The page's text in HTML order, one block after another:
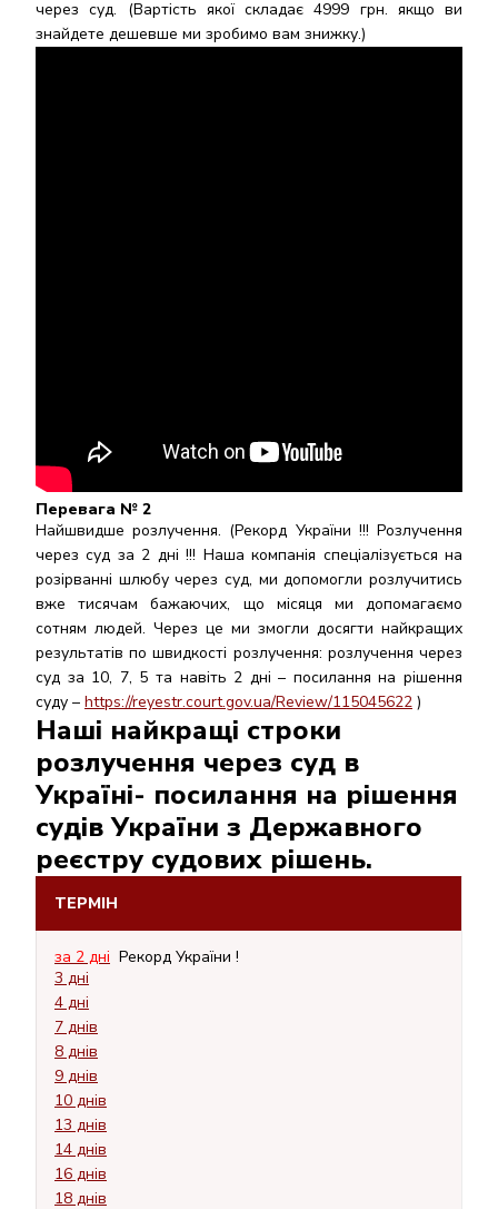
через суд. (Вартість якої складає 4999 грн. якщо ви
знайдете дешевше ми зробимо вам знижку.)
Перевага № 2
Найшвидше розлучення. (Рекорд України !!! Розлучення
через суд за 2 дні !!! Наша компанія спеціалізується на
розірванні шлюбу через суд, ми допомогли розлучитись
вже тисячам бажаючих, що місяця ми допомагаємо
сотням людей. Через це ми змогли досягти найкращих
результатів по швидкості розлучення: розлучення через
суд за 10, 7, 5 та навіть 2 дні – посилання на рішення
суду – https://reyestr.court.gov.ua/Review/115045622 )
Наші найкращі строки
розлучення через суд в
Україні- посилання на рішення
судів України з Державного
реєстру судових рішень.
ТЕРМІН
за 2 дні Рекорд України !
3 дні
4 дні
7 днів
8 днів
9 днів
10 днів
13 днів
14 днів
16 днів
18 днів